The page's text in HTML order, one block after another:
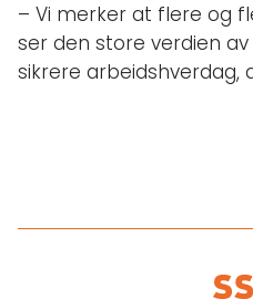
– Vi merker at flere og
ser den store verdien
sikrere arbeidshverdag,